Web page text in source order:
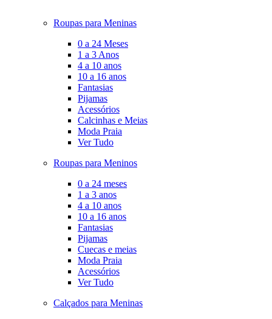
Roupas para Meninas
0 a 24 Meses
1 a 3 Anos
4 a 10 anos
10 a 16 anos
Fantasias
Pijamas
Acessórios
Calcinhas e Meias
Moda Praia
Ver Tudo
Roupas para Meninos
0 a 24 meses
1 a 3 anos
4 a 10 anos
10 a 16 anos
Fantasias
Pijamas
Cuecas e meias
Moda Praia
Acessórios
Ver Tudo
Calçados para Meninas